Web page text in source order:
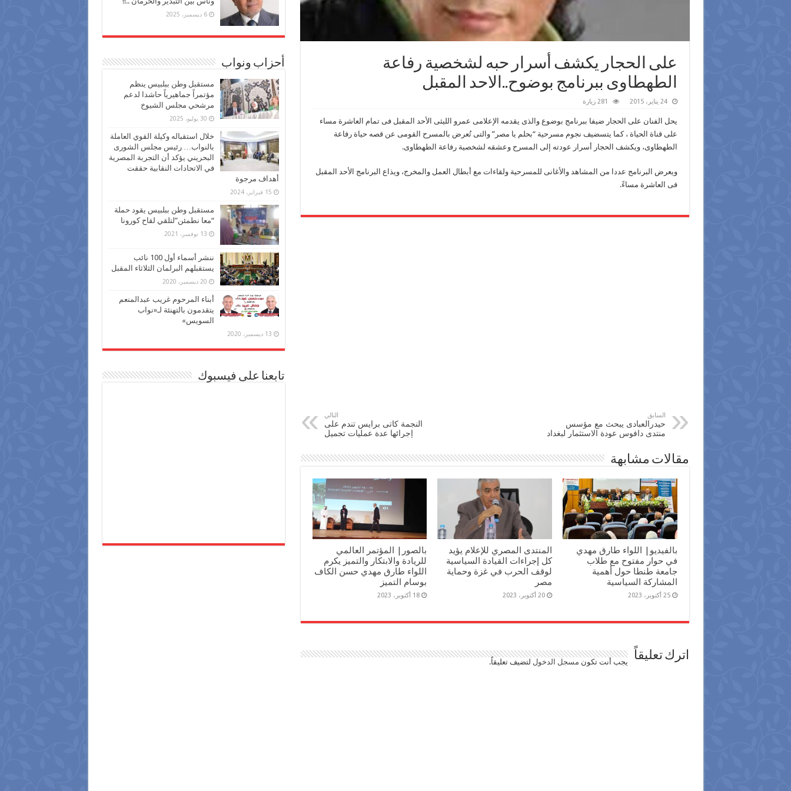
على الحجار يكشف أسرار حبه لشخصية رفاعة
الطهطاوى ببرنامج بوضوح..الاحد المقبل
24 يناير، 2015 281 زيارة
يحل الفنان على الحجار ضيفا ببرنامج بوضوع والذى يقدمه الإعلامى عمرو الليثى الأحد المقبل فى تمام العاشرة مساء
على قناة الحياة ، كما يتسضيف نجوم مسرحية “بحلم يا مصر” والتى تُعرض بالمسرح القومى عن قصه حياة رفاعة
الطهطاوى، ويكشف الحجار أسرار عودته إلى المسرح وعشقه لشخصية رفاعة الطهطاوى.
ويعرض البرنامج عددا من المشاهد والأغانى للمسرحية ولقاءات مع أبطال العمل والمخرج، ويذاع البرنامج الأحد المقبل
فى العاشرة مساءً.
السابق
حيدرالعبادى يبحث مع مؤسس
منتدى دافوس عودة الاستثمار لبغداد
التالي
النجمة كاتى برايس تندم على
إجرائها عدة عمليات تجميل
مقالات مشابهة
بالفيديو| اللواء طارق مهدي
في حوار مفتوح مع طلاب
جامعة طنطا حول أهمية
المشاركة السياسية
25 أكتوبر، 2023
المنتدى المصري للإعلام يؤيد
كل إجراءات القيادة السياسية
لوقف الحرب في غزة وحماية
مصر
20 أكتوبر، 2023
بالصور| المؤتمر العالمي
للريادة والابتكار والتميز يكرم
اللواء طارق مهدي حسن الكاف
بوسام التميز
18 أكتوبر، 2023
اترك تعليقاً يجب أنت تكون مسجل الدخول لتضيف تعليقاً.
6 ديسمبر، 2025
أحزاب ونواب
مستقبل وطن ببلبيس ينظم
مؤتمراً جماهيرياً حاشدا لدعم
مرشحي مجلس الشيوخ
30 يوليو، 2025
خلال استقباله وكيلة القوي العاملة
بالنواب… رئيس مجلس الشورى
البحريني يؤكد أن التجربة المصرية
في الاتحادات النقابية حققت
أهداف مرجوة
15 فبراير، 2024
مستقبل وطن ببلبيس يقود حملة
“معا نطمئن”لتلقي لقاح كورونا
13 نوفمبر، 2021
ننشر أسماء أول 100 نائب
يستقبلهم البرلمان الثلاثاء المقبل
20 ديسمبر، 2020
أبناء المرحوم غريب عبدالمنعم
يتقدمون بالتهنئة لـ«نواب
السويس»
13 ديسمبر، 2020
تابعنا على فيسبوك